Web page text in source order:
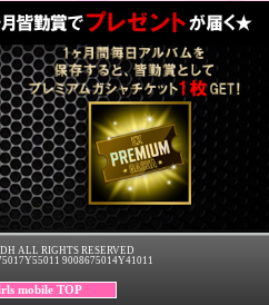
ALL RIGHTS RESERVED
9008675014Y41011
mobile TOP